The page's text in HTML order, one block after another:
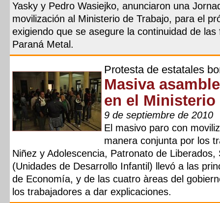
Yasky y Pedro Wasiejko, anunciaron una
movilización al Ministerio de Trabajo, para el
exigiendo que se asegure la continuidad de
Paraná Metal.
Protesta de estatales
Masiva
en el
9 de septiembre de 2010
El masivo paro con
manera conjunta por los
Niñez y Adolescencia, Patronato de
(Unidades de Desarrollo Infantil) llevó a las
de Economía, y de las cuatro àreas del
los trabajadores a dar explicaciones.